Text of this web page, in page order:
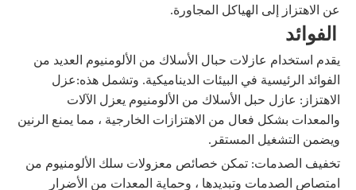
عن الاهتزاز إلى الهياكل المجاورة.
الفوائد
يقدم استخدام عازلات حبال الأسلاك من الألومنيوم العديد من
الفوائد الرئيسية في البيئات الديناميكية. وتشمل هذه:عزل
الاهتزاز: عازل حبل الأسلاك من الألومنيوم يعزل الآلات
والمعدات بشكل فعال من الاهتزازات الخارجية ، مما يمنع الرنين
ويضمن التشغيل المستقر.
تخفيف الصدمات: تمكن خصائص معزولات سلك الألومنيوم من
امتصاص الصدمات وتبديدها ، وحماية المعدات من الأضرار